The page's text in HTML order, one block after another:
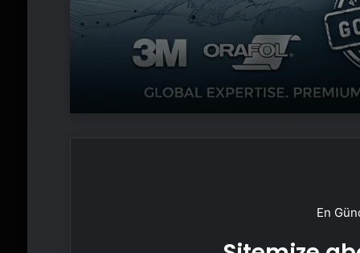
En